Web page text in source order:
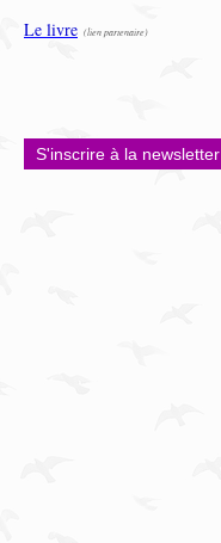
Le livre (lien partenaire)
S'inscrire à la newsletter